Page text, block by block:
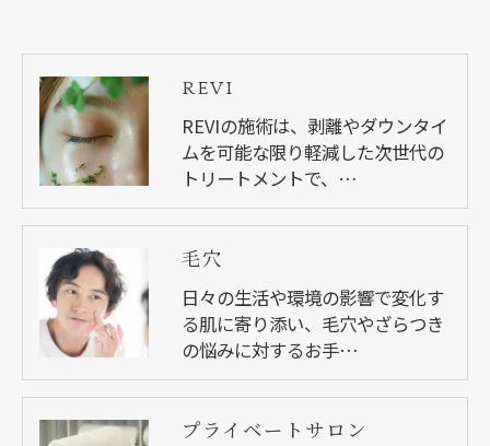
REVI
REVIの施術は、剥離やダウンタイ
ムを可能な限り軽減した次世代の
トリートメントで、…
毛穴
日々の生活や環境の影響で変化す
る肌に寄り添い、毛穴やざらつき
の悩みに対するお手…
プライベートサロン